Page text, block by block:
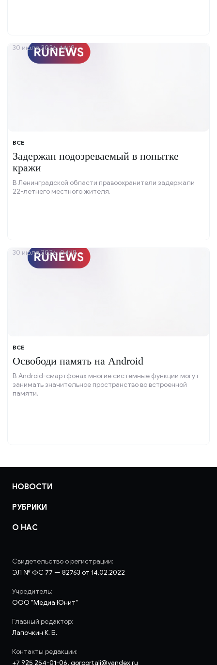
ВСЕ
Задержан подозреваемый в попытке
кражи
В Ленинградской области правоохранители задержали
22-летнего местного жителя.
30 июля 2026, 14:19
ВСЕ
Освободи память на Android
В Android-смартфонах многие системные функции могут
занимать значительное пространство во встроенной
памяти.
30 июля 2026, 04:18
НОВОСТИ
РУБРИКИ
О НАС
Свидетельство о регистрации:
ЭЛ № ФС 77 — 82763 от 14.02.2022
Учредитель:
ООО "Медиа Юнит"
Главный редактор:
Лапочкин К. Б.
Контакты редакции:
+7 925 254-01-06, gorportali@yandex.ru